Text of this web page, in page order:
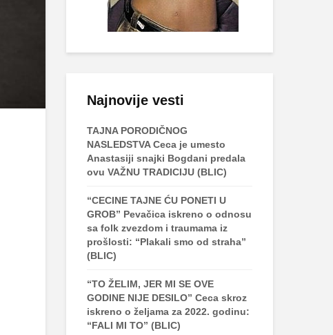
Najnovije vesti
TAJNA PORODIČNOG
NASLEDSTVA Ceca je umesto
Anastasiji snajki Bogdani predala
ovu VAŽNU TRADICIJU (BLIC)
“CECINE TAJNE ĆU PONETI U
GROB” Pevačica iskreno o odnosu
sa folk zvezdom i traumama iz
prošlosti: “Plakali smo od straha”
(BLIC)
“TO ŽELIM, JER MI SE OVE
GODINE NIJE DESILO” Ceca skroz
iskreno o željama za 2022. godinu:
“FALI MI TO” (BLIC)